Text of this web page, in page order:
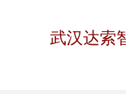
武汉达索